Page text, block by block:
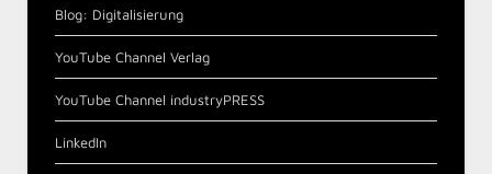
Blog: Digitalisierung
YouTube Channel Verlag
YouTube Channel industryPRESS
LinkedIn